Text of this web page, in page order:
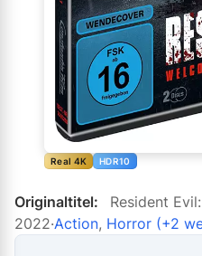
Real 4K HDR10
Originaltitel:
Resident
2022·Action, Horror (+2